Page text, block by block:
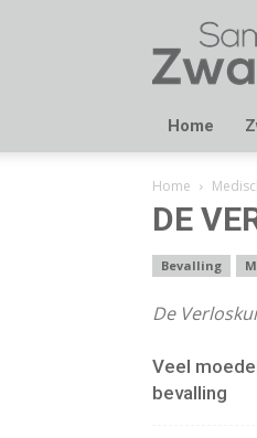
Home
Home
DE
Bevalling
De
Veel
bevalling